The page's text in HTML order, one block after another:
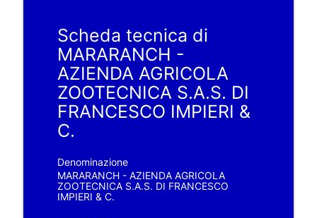
Scheda tecnica di
MARARANCH -
AZIENDA AGRICOLA
ZOOTECNICA S.A.S. DI
FRANCESCO IMPIERI &
C.
Denominazione
MARARANCH - AZIENDA AGRICOLA
ZOOTECNICA S.A.S. DI FRANCESCO
IMPIERI & C.